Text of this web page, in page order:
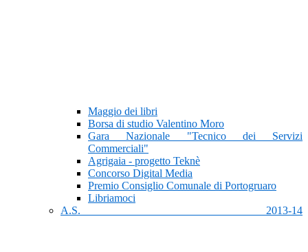
Maggio dei libri
Borsa di studio Valentino Moro
Gara Nazionale "Tecnico dei Servizi
Commerciali"
Agrigaia - progetto Teknè
Concorso Digital Media
Premio Consiglio Comunale di Portogruaro
Libriamoci
A.S. 2013-14